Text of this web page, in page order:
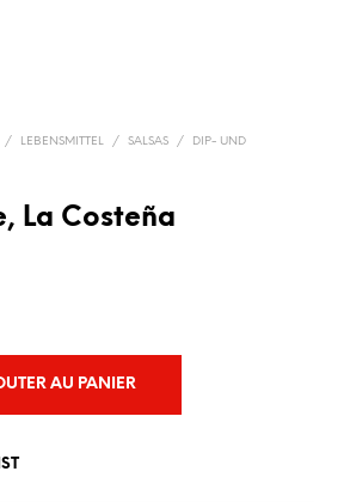
/ LEBENSMITTEL / SALSAS /
DIP- UND
La Costeña
AU PANIER